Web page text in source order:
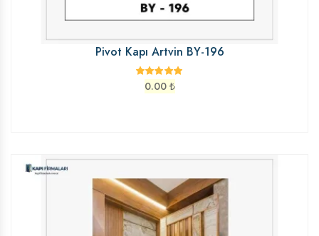
Pivot Kapı Artvin BY-196
0.00 ₺